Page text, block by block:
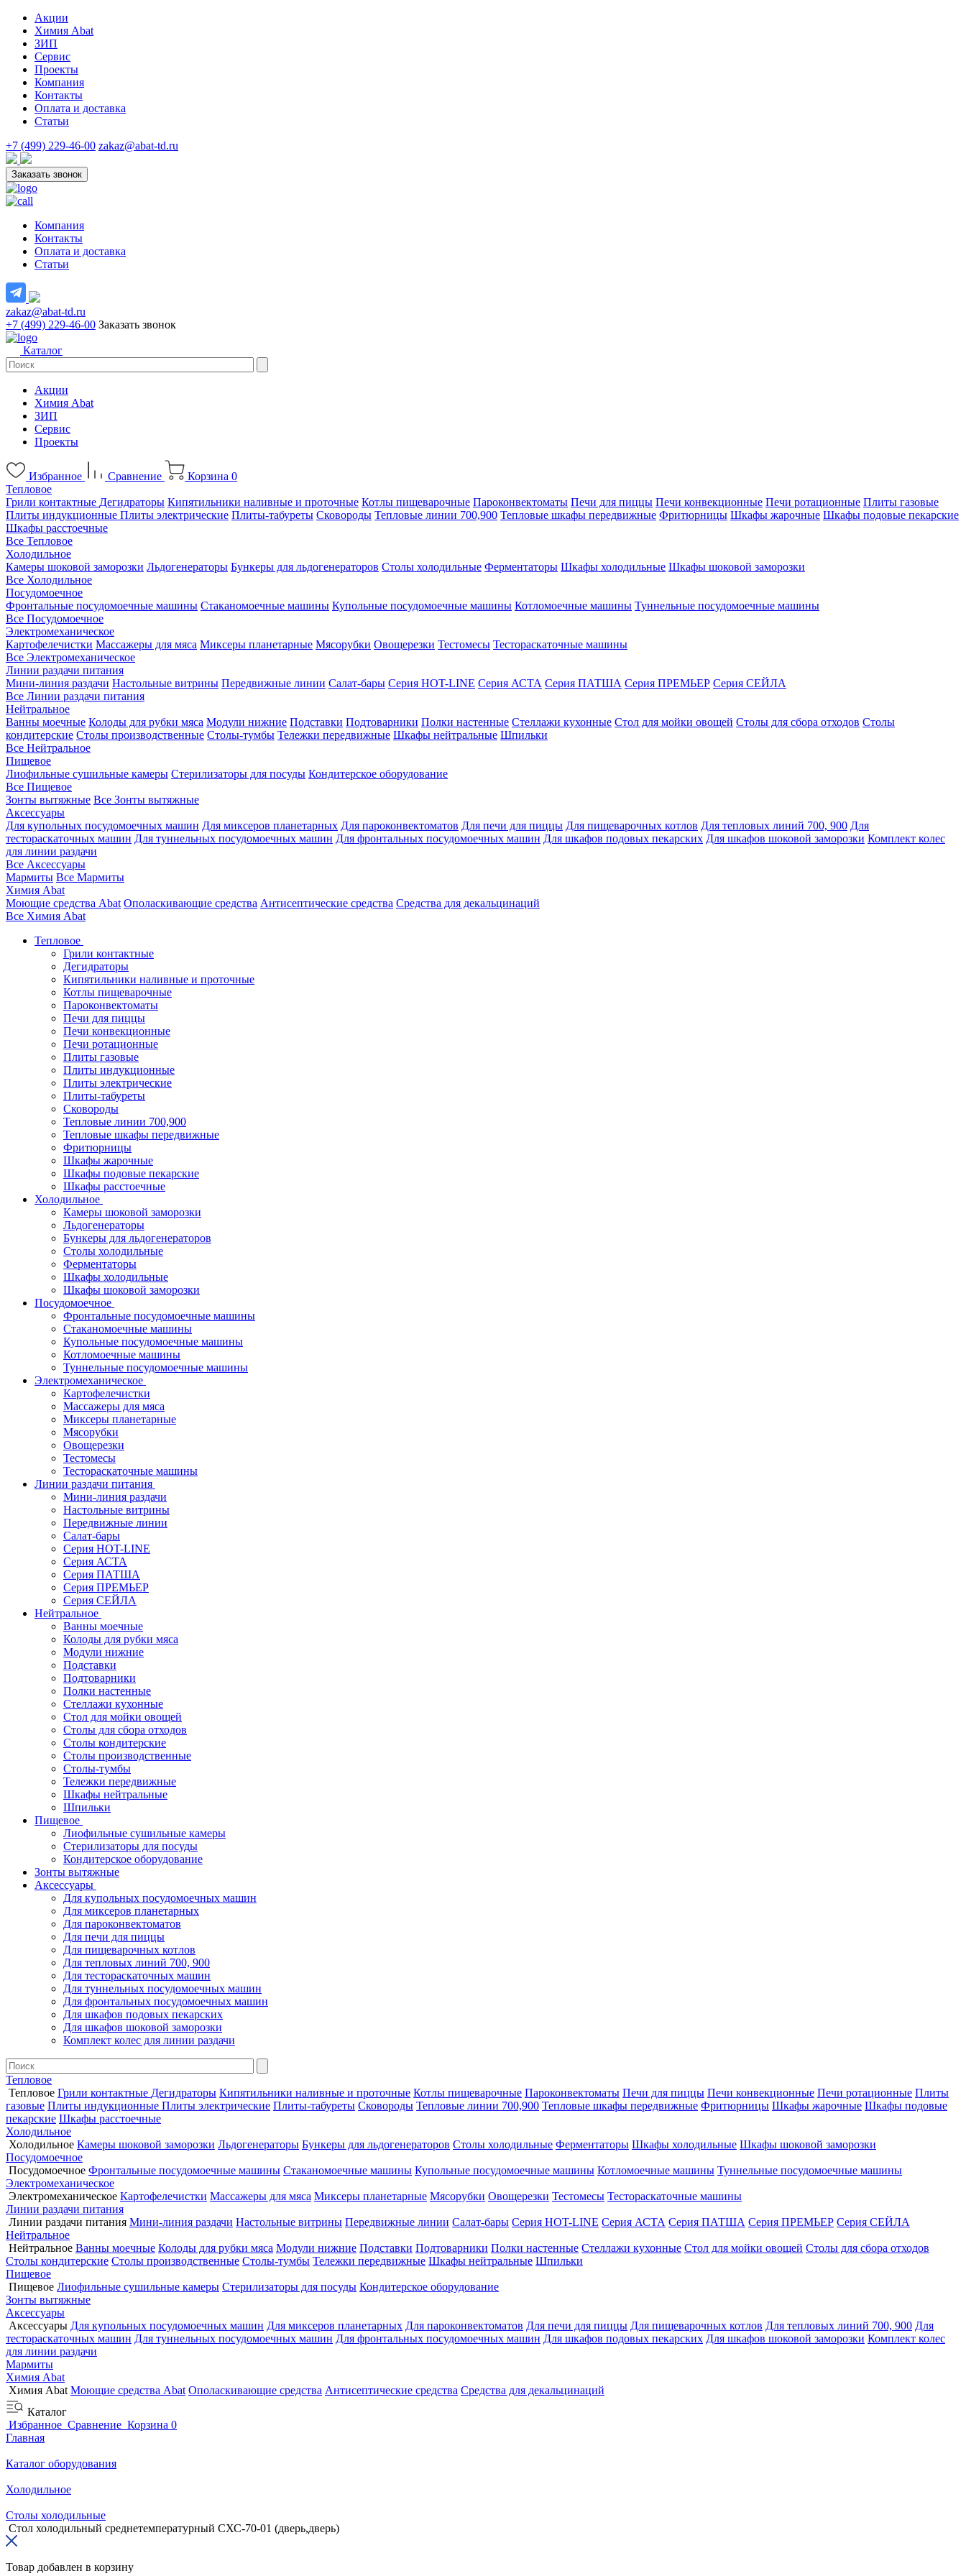
Акции
Химия Abat
ЗИП
Сервис
Проекты
Компания
Контакты
Оплата и доставка
Статьи
+7 (499) 229-46-00 zakaz@abat-td.ru
Заказать звонок
Компания
Контакты
Оплата и доставка
Статьи
zakaz@abat-td.ru
+7 (499) 229-46-00 Заказать звонок
Каталог
Акции
Химия Abat
ЗИП
Сервис
Проекты
Избранное Сравнение Корзина 0
Тепловое
Грили контактные Дегидраторы Кипятильники наливные и проточные Котлы пищеварочные Пароконвектоматы Печи для пиццы Печи конвекционные Печи ротационные Плиты газовые
Плиты индукционные Плиты электрические Плиты-табуреты Сковороды Тепловые линии 700,900 Тепловые шкафы передвижные Фритюрницы Шкафы жарочные Шкафы подовые пекарские
Шкафы расстоечные
Все Тепловое
Холодильное
Камеры шоковой заморозки Льдогенераторы Бункеры для льдогенераторов Столы холодильные Ферментаторы Шкафы холодильные Шкафы шоковой заморозки
Все Холодильное
Посудомоечное
Фронтальные посудомоечные машины Стаканомоечные машины Купольные посудомоечные машины Котломоечные машины Туннельные посудомоечные машины
Все Посудомоечное
Электромеханическое
Картофелечистки Массажеры для мяса Миксеры планетарные Мясорубки Овощерезки Тестомесы Тестораскаточные машины
Все Электромеханическое
Линии раздачи питания
Мини-линия раздачи Настольные витрины Передвижные линии Салат-бары Серия HOT-LINE Серия АСТА Серия ПАТША Серия ПРЕМЬЕР Серия СЕЙЛА
Все Линии раздачи питания
Нейтральное
Ванны моечные Колоды для рубки мяса Модули нижние Подставки Подтоварники Полки настенные Стеллажи кухонные Стол для мойки овощей Столы для сбора отходов Столы
кондитерские Столы производственные Столы-тумбы Тележки передвижные Шкафы нейтральные Шпильки
Все Нейтральное
Пищевое
Лиофильные сушильные камеры Стерилизаторы для посуды Кондитерское оборудование
Все Пищевое
Зонты вытяжные Все Зонты вытяжные
Аксессуары
Для купольных посудомоечных машин Для миксеров планетарных Для пароконвектоматов Для печи для пиццы Для пищеварочных котлов Для тепловых линий 700, 900 Для
тестораскаточных машин Для туннельных посудомоечных машин Для фронтальных посудомоечных машин Для шкафов подовых пекарских Для шкафов шоковой заморозки Комплект колес
для линии раздачи
Все Аксессуары
Мармиты Все Мармиты
Химия Abat
Моющие средства Abat Ополаскивающие средства Антисептические средства Средства для декальцинаций
Все Химия Abat
Тепловое
Грили контактные
Дегидраторы
Кипятильники наливные и проточные
Котлы пищеварочные
Пароконвектоматы
Печи для пиццы
Печи конвекционные
Печи ротационные
Плиты газовые
Плиты индукционные
Плиты электрические
Плиты-табуреты
Сковороды
Тепловые линии 700,900
Тепловые шкафы передвижные
Фритюрницы
Шкафы жарочные
Шкафы подовые пекарские
Шкафы расстоечные
Холодильное
Камеры шоковой заморозки
Льдогенераторы
Бункеры для льдогенераторов
Столы холодильные
Ферментаторы
Шкафы холодильные
Шкафы шоковой заморозки
Посудомоечное
Фронтальные посудомоечные машины
Стаканомоечные машины
Купольные посудомоечные машины
Котломоечные машины
Туннельные посудомоечные машины
Электромеханическое
Картофелечистки
Массажеры для мяса
Миксеры планетарные
Мясорубки
Овощерезки
Тестомесы
Тестораскаточные машины
Линии раздачи питания
Мини-линия раздачи
Настольные витрины
Передвижные линии
Салат-бары
Серия HOT-LINE
Серия АСТА
Серия ПАТША
Серия ПРЕМЬЕР
Серия СЕЙЛА
Нейтральное
Ванны моечные
Колоды для рубки мяса
Модули нижние
Подставки
Подтоварники
Полки настенные
Стеллажи кухонные
Стол для мойки овощей
Столы для сбора отходов
Столы кондитерские
Столы производственные
Столы-тумбы
Тележки передвижные
Шкафы нейтральные
Шпильки
Пищевое
Лиофильные сушильные камеры
Стерилизаторы для посуды
Кондитерское оборудование
Зонты вытяжные
Аксессуары
Для купольных посудомоечных машин
Для миксеров планетарных
Для пароконвектоматов
Для печи для пиццы
Для пищеварочных котлов
Для тепловых линий 700, 900
Для тестораскаточных машин
Для туннельных посудомоечных машин
Для фронтальных посудомоечных машин
Для шкафов подовых пекарских
Для шкафов шоковой заморозки
Комплект колес для линии раздачи
Тепловое
Тепловое Грили контактные Дегидраторы Кипятильники наливные и проточные Котлы пищеварочные Пароконвектоматы Печи для пиццы Печи конвекционные Печи ротационные Плиты
газовые Плиты индукционные Плиты электрические Плиты-табуреты Сковороды Тепловые линии 700,900 Тепловые шкафы передвижные Фритюрницы Шкафы жарочные Шкафы подовые
пекарские Шкафы расстоечные
Холодильное
Холодильное Камеры шоковой заморозки Льдогенераторы Бункеры для льдогенераторов Столы холодильные Ферментаторы Шкафы холодильные Шкафы шоковой заморозки
Посудомоечное
Посудомоечное Фронтальные посудомоечные машины Стаканомоечные машины Купольные посудомоечные машины Котломоечные машины Туннельные посудомоечные машины
Электромеханическое
Электромеханическое Картофелечистки Массажеры для мяса Миксеры планетарные Мясорубки Овощерезки Тестомесы Тестораскаточные машины
Линии раздачи питания
Линии раздачи питания Мини-линия раздачи Настольные витрины Передвижные линии Салат-бары Серия HOT-LINE Серия АСТА Серия ПАТША Серия ПРЕМЬЕР Серия СЕЙЛА
Нейтральное
Нейтральное Ванны моечные Колоды для рубки мяса Модули нижние Подставки Подтоварники Полки настенные Стеллажи кухонные Стол для мойки овощей Столы для сбора отходов
Столы кондитерские Столы производственные Столы-тумбы Тележки передвижные Шкафы нейтральные Шпильки
Пищевое
Пищевое Лиофильные сушильные камеры Стерилизаторы для посуды Кондитерское оборудование
Зонты вытяжные
Аксессуары
Аксессуары Для купольных посудомоечных машин Для миксеров планетарных Для пароконвектоматов Для печи для пиццы Для пищеварочных котлов Для тепловых линий 700, 900 Для
тестораскаточных машин Для туннельных посудомоечных машин Для фронтальных посудомоечных машин Для шкафов подовых пекарских Для шкафов шоковой заморозки Комплект колес
для линии раздачи
Мармиты
Химия Abat
Химия Abat Моющие средства Abat Ополаскивающие средства Антисептические средства Средства для декальцинаций
Каталог
Избранное Сравнение Корзина 0
Главная
Каталог оборудования
Холодильное
Столы холодильные
Стол холодильный среднетемпературный СХС-70-01 (дверь,дверь)
Товар добавлен в корзину